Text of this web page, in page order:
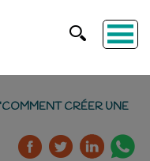
CRÉER UNE